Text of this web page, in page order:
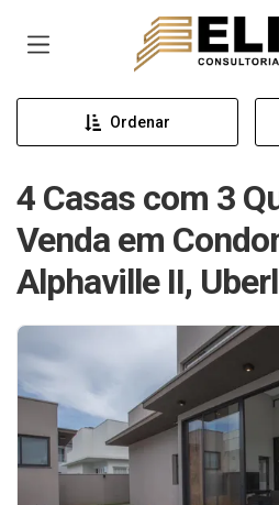
Página inicial
Ordenar
4 Casas com 3
Venda em
Alphaville II,